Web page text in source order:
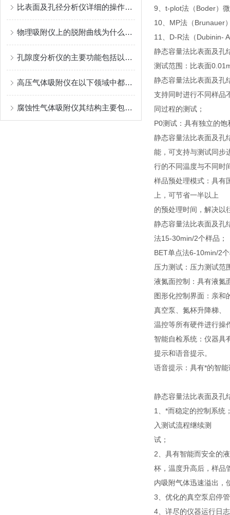
比表面及孔径分析仪详细的操作流程如下
物理吸附仪上的脱附曲线为什么常在吸附曲线之上？
孔隙度分析仪的主要功能包括以下几个方面
高压气体吸附仪在以下领域中都有着怎样的作用呢？
腐蚀性气体吸附仪其结构主要包括以下几个部分
9、t-plot法（Boder）
10、MP法（Brunauer
11、D-R法（Dubinin-
静态容量法比表面及孔
测试范围：比表面
静态容量法比表面及孔
支持同时进行不同样品
同过程的测试；
P0测试：具有独立的
静态容量法比表面及孔
能，可支持与测试同步
行的不同温度与不同时
样品预处理模式：具有
上，可节省一半以上
的预处理时间，解决以
静态容量法比表面及孔
法15-30min/2个样品；
BET单点法6-10min/2
压力测试：压力测试范
液氮面控制：具有液氮
图形化控制界面：亲和
真空泵、氮杯升降梯、
温控等所有硬件进行操
智能自检系统：仪器具
提示和语音提示。
语音提示：具有*的智
静态容量法比表面及孔
1、*而稳定的控制系统
入测试流程继续测
试；
2、具有智能而安全的
杯，温度升高后，样品
内吸附气体迅速溢出，
3、优化的真空泵启停
4、详尽的仪器运行日